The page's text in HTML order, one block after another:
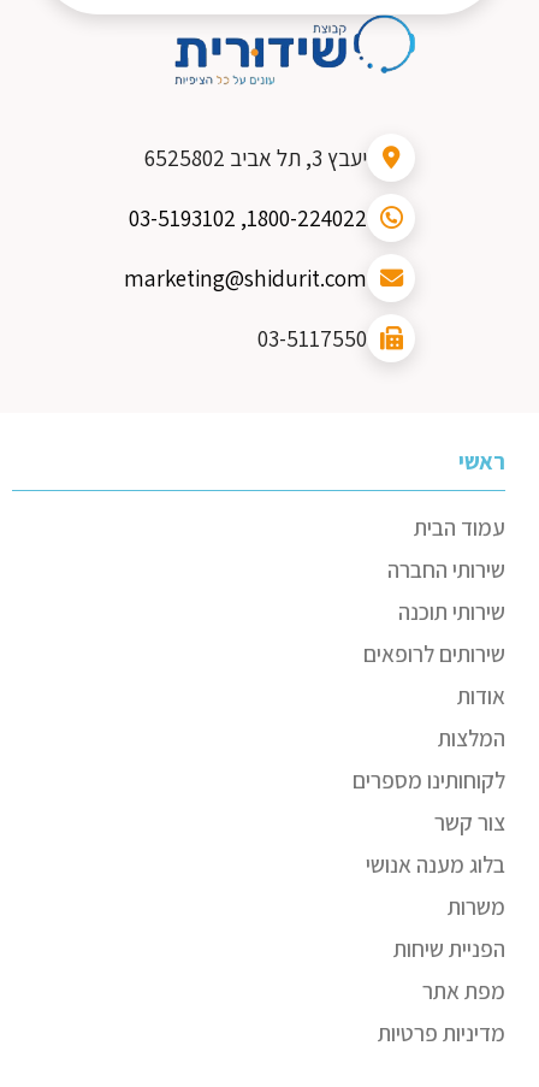
יעבץ 3, תל אביב 6525802
1800-224022,
03-5193102
marketing@shidurit.com
03-5117550
ראשי
עמוד הבית
שירותי החברה
שירותי תוכנה
שירותים לרופאים
אודות
המלצות
לקוחותינו מספרים
צור קשר
בלוג מענה אנושי
משרות
הפניית שיחות
מפת אתר
מדיניות פרטיות